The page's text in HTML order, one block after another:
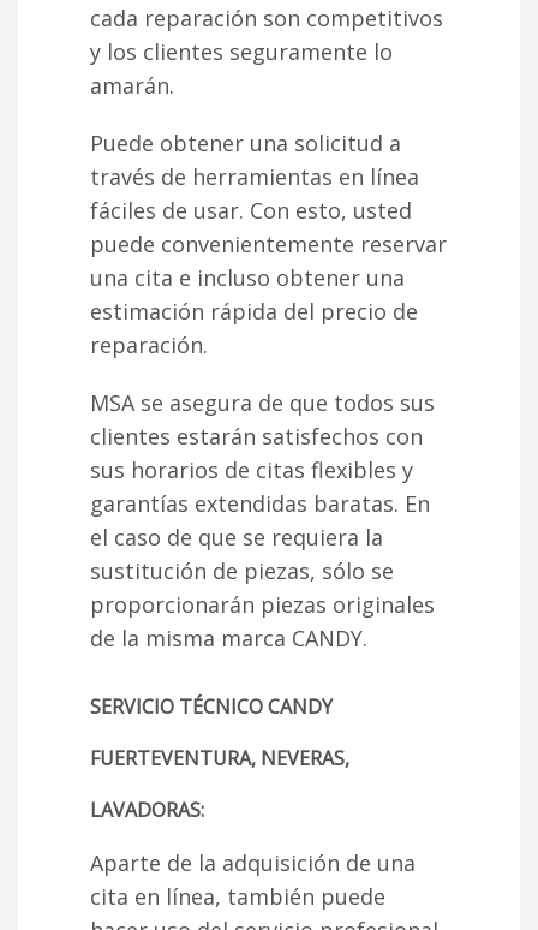
cada reparación son competitivos
y los clientes seguramente lo
amarán.
Puede obtener una solicitud a
través de herramientas en línea
fáciles de usar. Con esto, usted
puede convenientemente reservar
una cita e incluso obtener una
estimación rápida del precio de
reparación.
MSA se asegura de que todos sus
clientes estarán satisfechos con
sus horarios de citas flexibles y
garantías extendidas baratas. En
el caso de que se requiera la
sustitución de piezas, sólo se
proporcionarán piezas originales
de la misma marca CANDY.
SERVICIO TÉCNICO CANDY
FUERTEVENTURA, NEVERAS,
LAVADORAS:
Aparte de la adquisición de una
cita en línea, también puede